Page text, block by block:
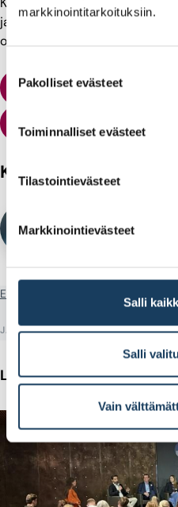
markkinointitarkoituksiin.
valinta
Pakolliset evästeet
Toiminnalliset evästeet
Tilastointievästeet
Markkinointievästeet
Salli
Salli
Vain
ja muusta tarjonnastamme.
osastolla 6t50 – toivottavasti
Tilaa Opettajien uutiskirje
Tutustu opettajien
Kirjoittajat
VIESTINTÄPÄÄLLIKKÖ
Etusivu
JAA
Lue lisää